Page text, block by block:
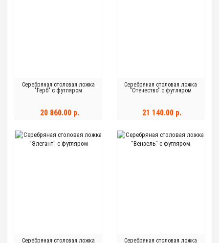
Серебряная столовая ложка
"Герб" с футляром
20 860.00 р.
Серебряная столовая ложка
"Отечество" с футляром
21 140.00 р.
Серебряная столовая ложка
Серебряная столовая ложка